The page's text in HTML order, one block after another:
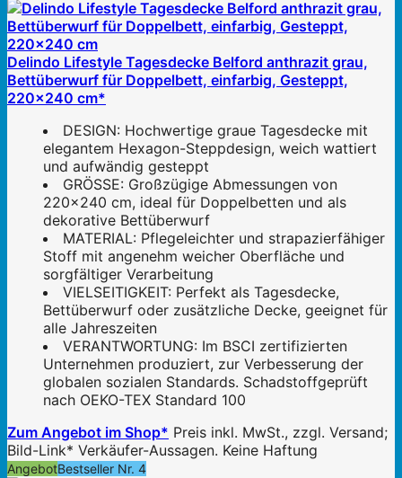
Delindo Lifestyle Tagesdecke Belford anthrazit grau,
Bettüberwurf für Doppelbett, einfarbig, Gesteppt,
220x240 cm*
DESIGN: Hochwertige graue Tagesdecke mit
elegantem Hexagon-Steppdesign, weich wattiert
und aufwändig gesteppt
GRÖSSE: Großzügige Abmessungen von
220x240 cm, ideal für Doppelbetten und als
dekorative Bettüberwurf
MATERIAL: Pflegeleichter und strapazierfähiger
Stoff mit angenehm weicher Oberfläche und
sorgfältiger Verarbeitung
VIELSEITIGKEIT: Perfekt als Tagesdecke,
Bettüberwurf oder zusätzliche Decke, geeignet für
alle Jahreszeiten
VERANTWORTUNG: Im BSCI zertifizierten
Unternehmen produziert, zur Verbesserung der
globalen sozialen Standards. Schadstoffgeprüft
nach OEKO-TEX Standard 100
Zum Angebot im Shop* Preis inkl. MwSt., zzgl. Versand;
Bild-Link* Verkäufer-Aussagen. Keine Haftung
AngebotBestseller Nr. 4